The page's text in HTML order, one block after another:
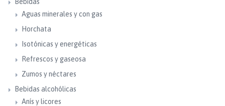
Aguas minerales y con gas
Horchata
Isotónicas y energéticas
Refrescos y gaseosa
Zumos y néctares
Bebidas alcohólicas
Anís y licores